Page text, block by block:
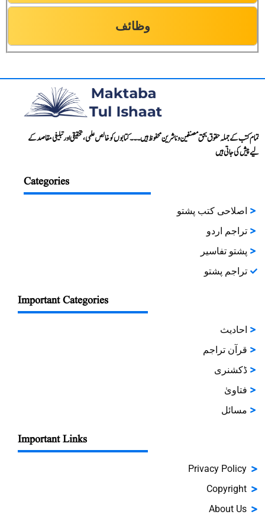
وظائف
تمام کتب کے جملہ حقوق بحق مصنفین و ناشرین محفوظ ہیں۔۔۔ کتابوں کو خالص علمی، تحقیقی اور تبلیغی مقاصد کے
لیے پیش کی جاتی ہیں
Categories
اصلاحی کتب پشتو
تراجم اردو
پشتو تفاسیر
تراجم پشتو
Important Categories
احادیث
قرآن تراجم
ڈکشنری
فتاویٰ
مسائل
Important Links
Privacy Policy
Copyright
About Us